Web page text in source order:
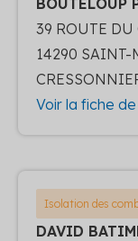
39 ROUTE DU
14290
Voir la fiche
Isolation des
DAVID